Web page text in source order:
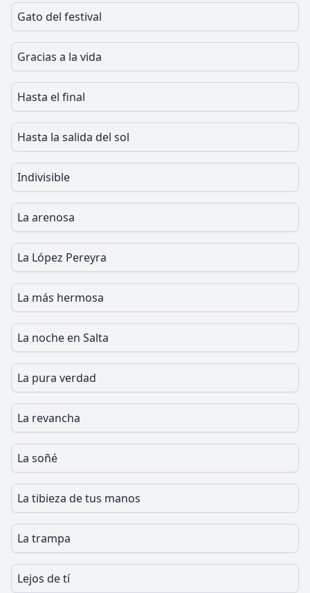
Gato del festival
Gracias a la vida
Hasta el final
Hasta la salida del sol
Indivisible
La arenosa
La López Pereyra
La más hermosa
La noche en Salta
La pura verdad
La revancha
La soñé
La tibieza de tus manos
La trampa
Lejos de tí